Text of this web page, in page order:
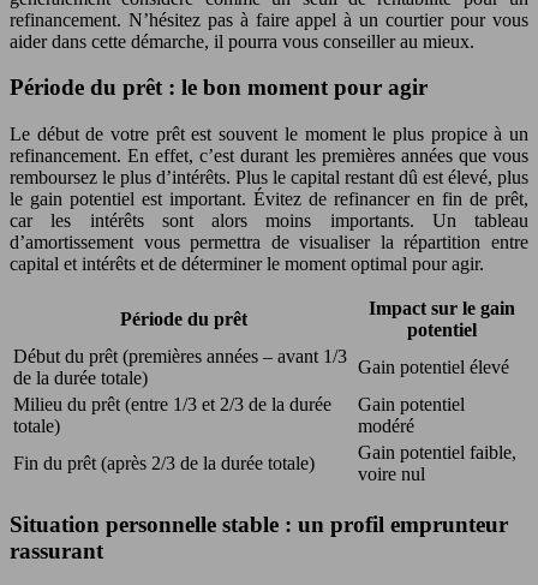
refinancement. N’hésitez pas à faire appel à un courtier pour vous
aider dans cette démarche, il pourra vous conseiller au mieux.
Période du prêt : le bon moment pour agir
Le début de votre prêt est souvent le moment le plus propice à un
refinancement. En effet, c’est durant les premières années que vous
remboursez le plus d’intérêts. Plus le capital restant dû est élevé, plus
le gain potentiel est important. Évitez de refinancer en fin de prêt,
car les intérêts sont alors moins importants. Un tableau
d’amortissement vous permettra de visualiser la répartition entre
capital et intérêts et de déterminer le moment optimal pour agir.
Période du prêt
Impact sur le gain
potentiel
Début du prêt (premières années – avant 1/3
de la durée totale)
Gain potentiel élevé
Milieu du prêt (entre 1/3 et 2/3 de la durée
totale)
Gain potentiel
modéré
Fin du prêt (après 2/3 de la durée totale)
Gain potentiel faible,
voire nul
Situation personnelle stable : un profil emprunteur
rassurant